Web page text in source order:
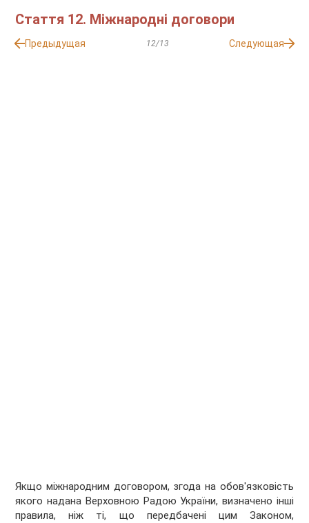
Стаття 12. Міжнародні договори
Предыдущая 12/13 Следующая
Якщо міжнародним договором, згода на обов'язковість
якого надана Верховною Радою України, визначено інші
правила, ніж ті, що передбачені цим Законом,